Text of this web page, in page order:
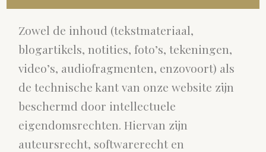
Zowel de inhoud (tekstmateriaal,
blogartikels, notities, foto’s, tekeningen,
video’s, audiofragmenten, enzovoort) als
de technische kant van onze website zijn
beschermd door intellectuele
eigendomsrechten. Hiervan zijn
auteursrecht, softwarerecht en